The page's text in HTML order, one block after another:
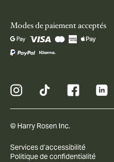
Modes de paiement acceptés
© Harry Rosen Inc.
Services d’accessibilité
Politique de confidentialité